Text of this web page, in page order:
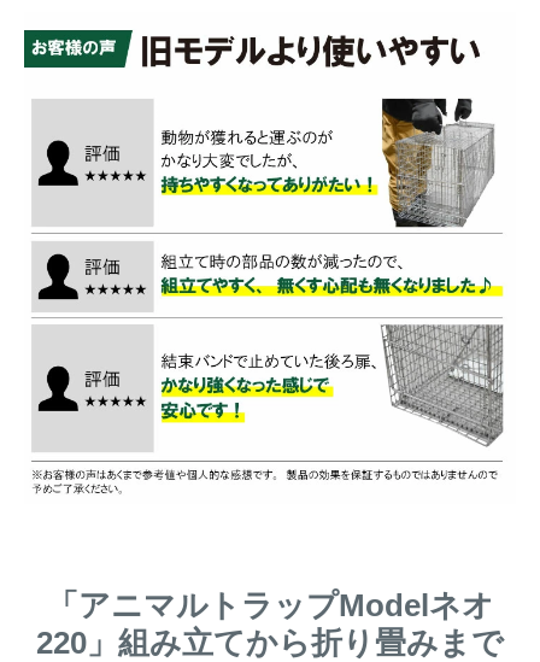
「アニマルトラップModelネオ
220」組み立てから折り畳みまで